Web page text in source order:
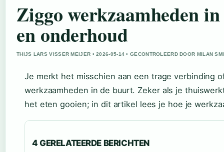
Ziggo werkzaamheden
en onderhoud
THIJS LARS VISSER MEIJER • 2026-05-14 • GECONTROLEERD DOOR MILAN
Je merkt het misschien aan een trage verbinding
werkzaamheden in de buurt. Zeker als je
het eten gooien; in dit artikel lees je hoe je
4 GERELATEERDE BERICHTEN